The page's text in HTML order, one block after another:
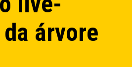
árvore